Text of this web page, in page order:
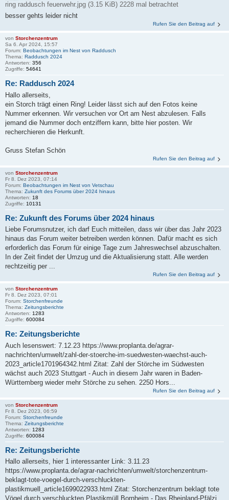
ring raddusch feuerwehr.jpg (3.15 KiB) 2228 mal betrachtet
besser gehts leider nicht
Rufen Sie den Beitrag auf
von Storchenzentrum
Sa 6. Apr 2024, 15:57
Forum: Beobachtungen im Nest von Raddusch
Thema: Raddusch 2024
Antworten: 356
Zugriffe: 54641
Re: Raddusch 2024
Hallo allerseits,
ein Storch trägt einen Ring! Leider lässt sich auf den Fotos keine
Nummer erkennen. Wir versuchen vor Ort am Nest abzulesen. Falls
jemand die Nummer doch entziffern kann, bitte hier posten. Wir
recherchieren die Herkunft.
Gruss Stefan Schön
Rufen Sie den Beitrag auf
von Storchenzentrum
Fr 8. Dez 2023, 07:14
Forum: Beobachtungen im Nest von Vetschau
Thema: Zukunft des Forums über 2024 hinaus
Antworten: 18
Zugriffe: 10131
Re: Zukunft des Forums über 2024 hinaus
Liebe Forumsnutzer, ich darf Euch mitteilen, dass wir über das Jahr 2023
hinaus das Forum weiter betreiben werden können. Dafür macht es sich
erforderlich das Forum für einige Tage zum Jahreswechsel abzuschalten.
In der Zeit findet der Umzug und die Aktualisierung statt. Alle werden
rechtzeitig per ...
Rufen Sie den Beitrag auf
von Storchenzentrum
Fr 8. Dez 2023, 07:01
Forum: Storchenfreunde
Thema: Zeitungsberichte
Antworten: 1283
Zugriffe: 600084
Re: Zeitungsberichte
Auch lesenswert: 7.12.23 https://www.proplanta.de/agrar-
nachrichten/umwelt/zahl-der-stoerche-im-suedwesten-waechst-auch-
2023_article1701964342.html Zitat: Zahl der Störche im Südwesten
wächst auch 2023 Stuttgart - Auch in diesem Jahr waren in Baden-
Württemberg wieder mehr Störche zu sehen. 2250 Hors...
Rufen Sie den Beitrag auf
von Storchenzentrum
Fr 8. Dez 2023, 06:59
Forum: Storchenfreunde
Thema: Zeitungsberichte
Antworten: 1283
Zugriffe: 600084
Re: Zeitungsberichte
Hallo allerseits, hier 1 interessanter Link: 3.11.23
https://www.proplanta.de/agrar-nachrichten/umwelt/storchenzentrum-
beklagt-tote-voegel-durch-verschluckten-
plastikmuell_article1699022933.html Zitat: Storchenzentrum beklagt tote
Vögel durch verschluckten Plastikmüll Bornheim - Das Rheinland-Pfälzi...